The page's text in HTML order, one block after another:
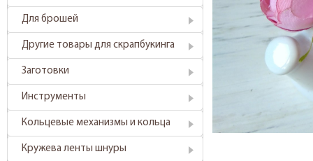
Для брошей
Другие товары для скрапбукинга
Заготовки
Инструменты
Кольцевые механизмы и кольца
Кружева ленты шнуры